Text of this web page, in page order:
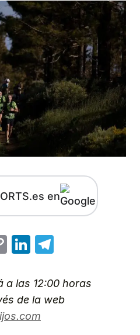
en
CopyLinkedIn
a las 12:00 horas
de la web